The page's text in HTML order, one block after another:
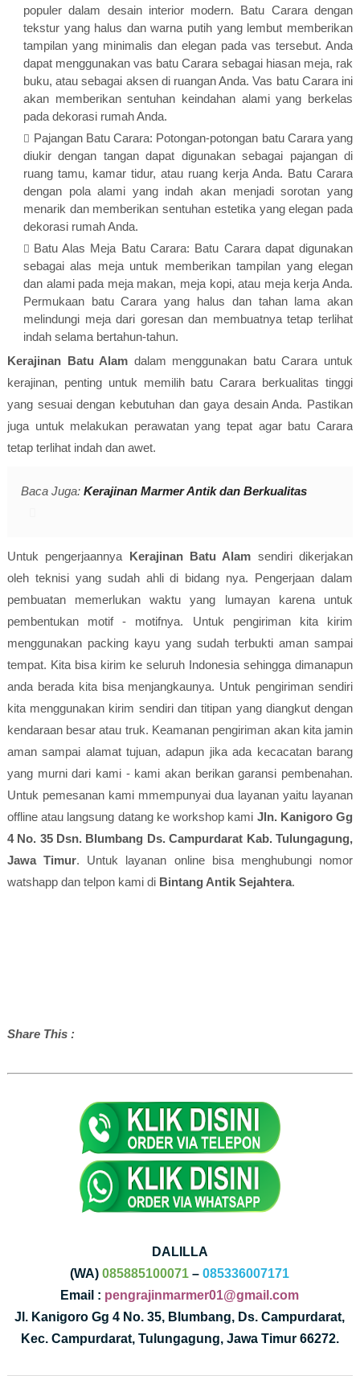
populer dalam desain interior modern. Batu Carara dengan
tekstur yang halus dan warna putih yang lembut memberikan
tampilan yang minimalis dan elegan pada vas tersebut. Anda
dapat menggunakan vas batu Carara sebagai hiasan meja, rak
buku, atau sebagai aksen di ruangan Anda. Vas batu Carara ini
akan memberikan sentuhan keindahan alami yang berkelas
pada dekorasi rumah Anda.
Pajangan Batu Carara: Potongan-potongan batu Carara yang
diukir dengan tangan dapat digunakan sebagai pajangan di
ruang tamu, kamar tidur, atau ruang kerja Anda. Batu Carara
dengan pola alami yang indah akan menjadi sorotan yang
menarik dan memberikan sentuhan estetika yang elegan pada
dekorasi rumah Anda.
Batu Alas Meja Batu Carara: Batu Carara dapat digunakan
sebagai alas meja untuk memberikan tampilan yang elegan
dan alami pada meja makan, meja kopi, atau meja kerja Anda.
Permukaan batu Carara yang halus dan tahan lama akan
melindungi meja dari goresan dan membuatnya tetap terlihat
indah selama bertahun-tahun.
Kerajinan Batu Alam dalam menggunakan batu Carara untuk
kerajinan, penting untuk memilih batu Carara berkualitas tinggi
yang sesuai dengan kebutuhan dan gaya desain Anda. Pastikan
juga untuk melakukan perawatan yang tepat agar batu Carara
tetap terlihat indah dan awet.
Baca Juga: Kerajinan Marmer Antik dan Berkualitas
Untuk pengerjaannya Kerajinan Batu Alam sendiri dikerjakan
oleh teknisi yang sudah ahli di bidang nya. Pengerjaan dalam
pembuatan memerlukan waktu yang lumayan karena untuk
pembentukan motif - motifnya. Untuk pengiriman kita kirim
menggunakan packing kayu yang sudah terbukti aman sampai
tempat. Kita bisa kirim ke seluruh Indonesia sehingga dimanapun
anda berada kita bisa menjangkaunya. Untuk pengiriman sendiri
kita menggunakan kirim sendiri dan titipan yang diangkut dengan
kendaraan besar atau truk. Keamanan pengiriman akan kita jamin
aman sampai alamat tujuan, adapun jika ada kecacatan barang
yang murni dari kami - kami akan berikan garansi pembenahan.
Untuk pemesanan kami mmempunyai dua layanan yaitu layanan
offline atau langsung datang ke workshop kami Jln. Kanigoro Gg
4 No. 35 Dsn. Blumbang Ds. Campurdarat Kab. Tulungagung,
Jawa Timur. Untuk layanan online bisa menghubungi nomor
watshapp dan telpon kami di Bintang Antik Sejahtera.
Share This :
DALILLA
(WA)085885100071 –085336007171
Email : pengrajinmarmer01@gmail.com
Jl. Kanigoro Gg 4 No. 35, Blumbang, Ds. Campurdarat,
Kec. Campurdarat, Tulungagung, Jawa Timur 66272.